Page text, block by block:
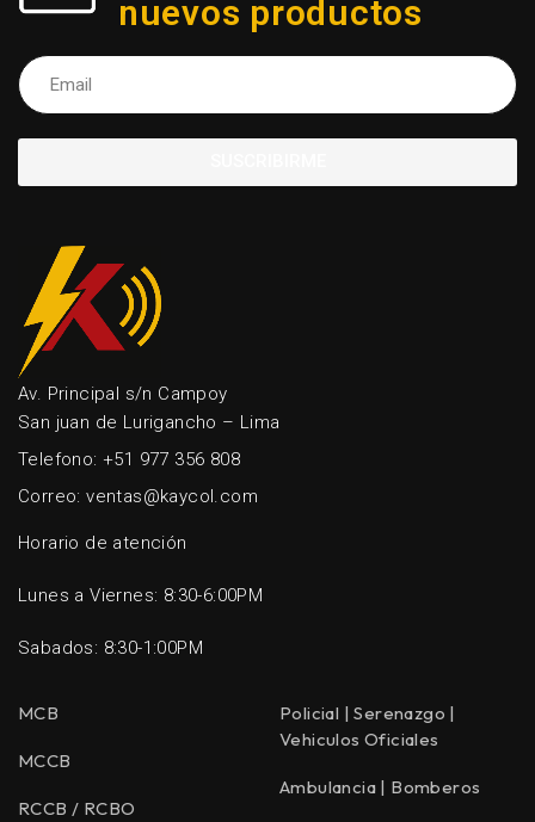
nuevos productos
Av. Principal s/n Campoy
San juan de Lurigancho – Lima
Telefono: +51 977 356 808
Correo: ventas@kaycol.com
Horario de atención
Lunes a Viernes: 8:30-6:00PM
Sabados: 8:30-1:00PM
MCB
MCCB
RCCB / RCBO
Policial | Serenazgo |
Vehiculos Oficiales
Ambulancia | Bomberos